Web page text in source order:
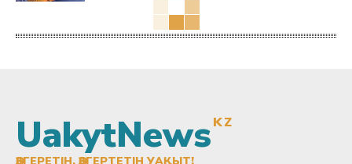
UakytNewsKZ